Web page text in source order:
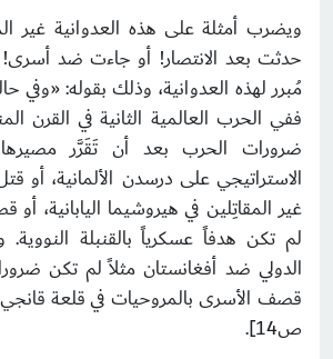
ويضرب أمثلة على هذه العدوانية غير
حدثت بعد الانتصار! أو جاءت ضد
مُبرر لهذه العدوانية، وذلك بقوله: «وفي
ففي الحرب العالمية الثانية في القرن
ضرورات الحرب بعد أن تَقَرَّر
الاستراتيجي على درسدن الألمانية، أو
غير المقاتِلين في هيروشيما اليابانية،
لم تكن هدفاً عسكرياً بالقنبلة
الدولي ضد أفغانستان مثلاً لم تكن
قصف الأسرى بالمروحيات في قلعة
ص14].